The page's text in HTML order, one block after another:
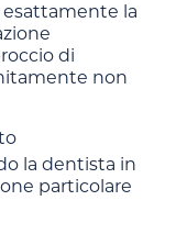
la
di
non
la dentista in
particolare